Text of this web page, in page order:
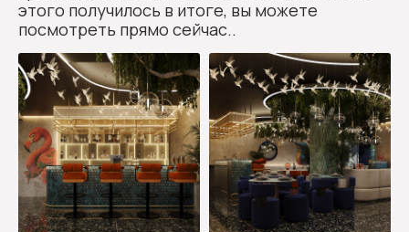
этого получилось в итоге, вы можете
посмотреть прямо сейчас..